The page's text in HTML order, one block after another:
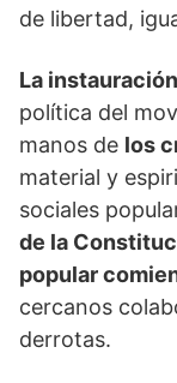
de libertad,
La
política del
manos de los
material y
sociales
de la
popular
cercanos
derrotas.